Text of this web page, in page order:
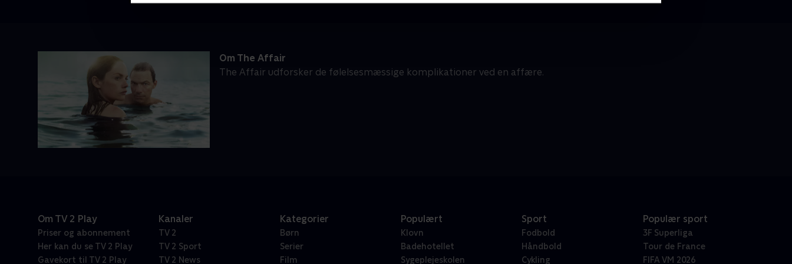
Om The Affair
The Affair udforsker de følelsesmæssige komplikationer ved en affære.
Om TV 2 Play
Priser og abonnement
Her kan du se TV 2 Play
Gavekort til TV 2 Play
Kanaler
TV 2
TV 2 Sport
TV 2 News
Kategorier
Børn
Serier
Film
Populært
Klovn
Badehotellet
Sygeplejeskolen
Sport
Fodbold
Håndbold
Cykling
Populær sport
3F Superliga
Tour de France
FIFA VM 2026